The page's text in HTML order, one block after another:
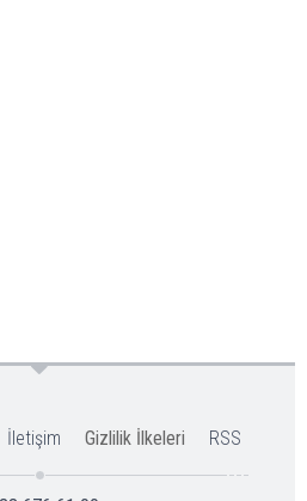
İletişim Gizlilik İlkeleri RSS